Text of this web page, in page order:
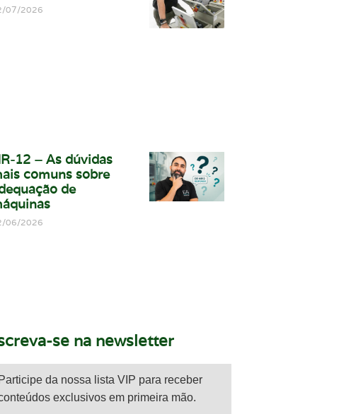
07/2026
12 – As dúvidas
comuns sobre
de
06/2026
se na newsletter
Participe da nossa lista VIP para receber
exclusivos em primeira mão.